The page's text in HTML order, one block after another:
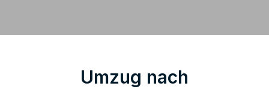
Umzug nach